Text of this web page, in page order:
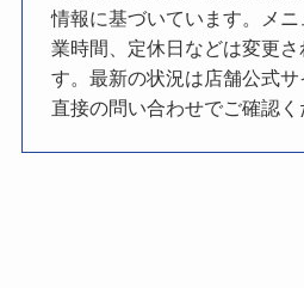
情報に基づいています。メ
業時間、定休日などは変更さ
す。最新の状況は店舗公式
直接の問い合わせでご確認く